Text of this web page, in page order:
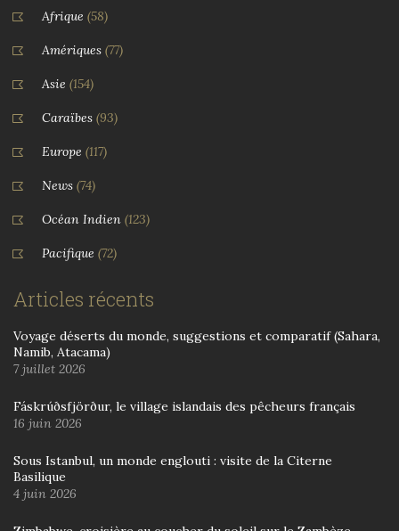
Afrique (58)
Amériques (77)
Asie (154)
Caraïbes (93)
Europe (117)
News (74)
Océan Indien (123)
Pacifique (72)
Articles récents
Voyage déserts du monde, suggestions et comparatif (Sahara,
Namib, Atacama)
7 juillet 2026
Fáskrúðsfjörður, le village islandais des pêcheurs français
16 juin 2026
Sous Istanbul, un monde englouti : visite de la Citerne
Basilique
4 juin 2026